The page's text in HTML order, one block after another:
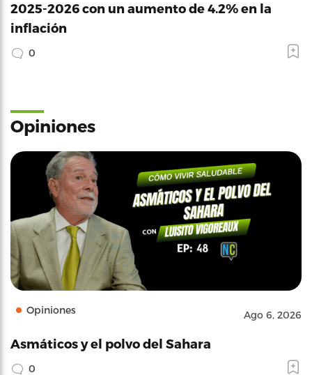
2025-2026 con un aumento de 4.2% en la
inflación
0
Opiniones
Opiniones Ago 6, 2026
Asmáticos y el polvo del Sahara
0